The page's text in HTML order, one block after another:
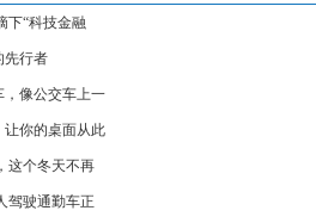
下“科技金融
先行者
，像公交车上一
让你的桌面从此
这个冬天不再
驾驶通勤车正